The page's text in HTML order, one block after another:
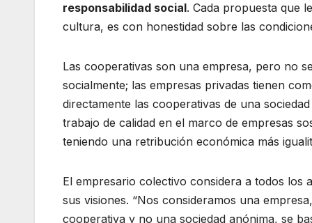
responsabilidad social. Cada propuesta que
cultura, es con honestidad sobre las
Las cooperativas son una empresa, pero no
socialmente; las empresas privadas tienen
directamente las cooperativas de una
trabajo de calidad en el marco de empresas
teniendo una retribución económica más
El empresario colectivo considera a todos los
sus visiones. “Nos consideramos una
cooperativa y no una sociedad anónima, se